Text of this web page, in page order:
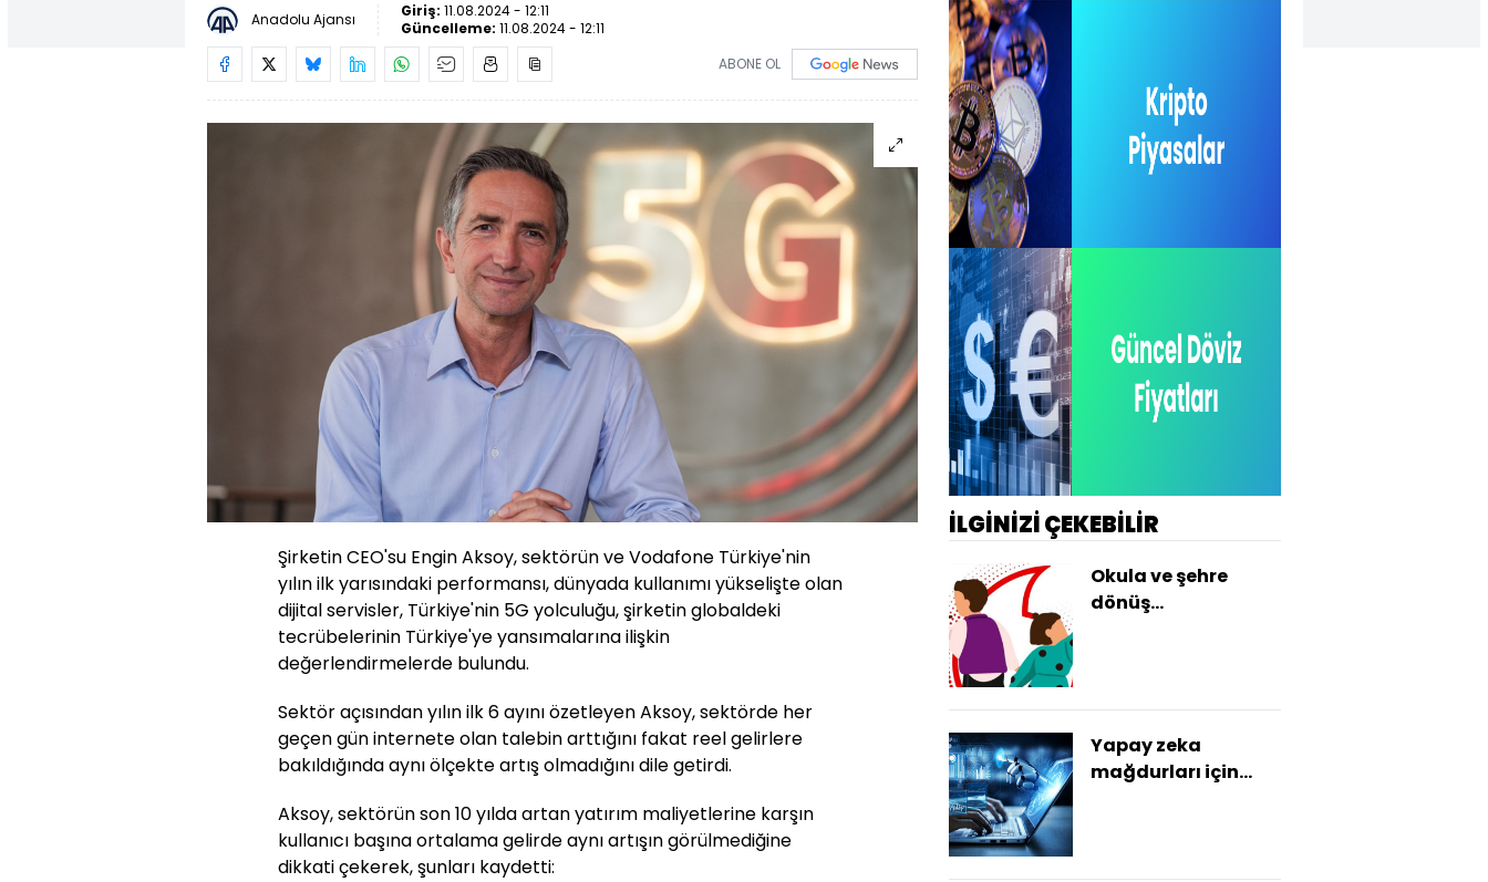
Anadolu Ajansı Giriş: 11.08.2024 - 12:11
Güncelleme: 11.08.2024 - 12:11
ABONE OL
Şirketin CEO'su Engin Aksoy, sektörün ve Vodafone Türkiye'nin
yılın ilk yarısındaki performansı, dünyada kullanımı yükselişte olan
dijital servisler, Türkiye'nin 5G yolculuğu, şirketin globaldeki
tecrübelerinin Türkiye'ye yansımalarına ilişkin
değerlendirmelerde bulundu.
Sektör açısından yılın ilk 6 ayını özetleyen Aksoy, sektörde her
geçen gün internete olan talebin arttığını fakat reel gelirlere
bakıldığında aynı ölçekte artış olmadığını dile getirdi.
Aksoy, sektörün son 10 yılda artan yatırım maliyetlerine karşın
kullanıcı başına ortalama gelirde aynı artışın görülmediğine
dikkati çekerek, şunları kaydetti:
İLGİNİZİ ÇEKEBİLİR
Okula ve şehre
dönüş
Yapay zeka
mağdurları için